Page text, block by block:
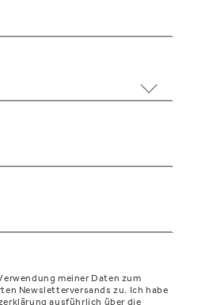
meiner Daten zum
Newsletterversands zu. Ich habe
ausführlich über die